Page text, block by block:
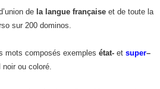
de la langue française et de toute la
sur 200 dominos.
mots composés exemples état- et super–
ou coloré.